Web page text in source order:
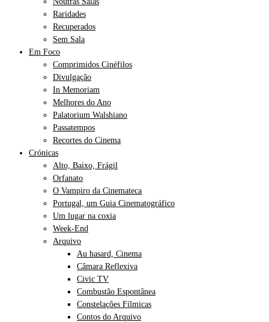
Raridades
Recuperados
Sem Sala
Em Foco
Comprimidos Cinéfilos
Divulgação
In Memoriam
Melhores do Ano
Palatorium Walshiano
Passatempos
Recortes do Cinema
Crónicas
Alto, Baixo, Frágil
Orfanato
O Vampiro da Cinemateca
Portugal, um Guia Cinematográfico
Um lugar na coxia
Week-End
Arquivo
Au hasard, Cinema
Câmara Reflexiva
Civic TV
Combustão Espontânea
Constelações Fílmicas
Contos do Arquivo